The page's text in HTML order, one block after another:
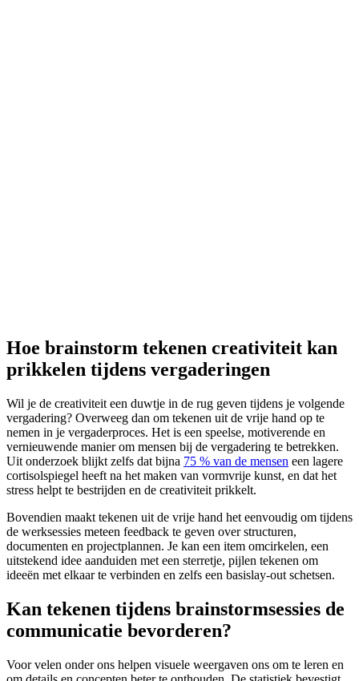
Hoe brainstorm tekenen creativiteit kan
prikkelen tijdens vergaderingen
Wil je de creativiteit een duwtje in de rug geven tijdens je volgende
vergadering? Overweeg dan om tekenen uit de vrije hand op te
nemen in je vergaderproces. Het is een speelse, motiverende en
vernieuwende manier om mensen bij de vergadering te betrekken.
Uit onderzoek blijkt zelfs dat bijna 75 % van de mensen een lagere
cortisolspiegel heeft na het maken van vormvrije kunst, en dat het
stress helpt te bestrijden en de creativiteit prikkelt.
Bovendien maakt tekenen uit de vrije hand het eenvoudig om tijdens
de werksessies meteen feedback te geven over structuren,
documenten en projectplannen. Je kan een item omcirkelen, een
uitstekend idee aanduiden met een sterretje, pijlen tekenen om
ideeën met elkaar te verbinden en zelfs een basislay-out schetsen.
Kan tekenen tijdens brainstormsessies de
communicatie bevorderen?
Voor velen onder ons helpen visuele weergaven ons om te leren en